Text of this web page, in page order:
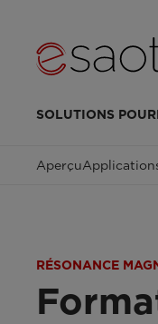
SOLUTIONS POUR
Aperçu
RÉSONANCE